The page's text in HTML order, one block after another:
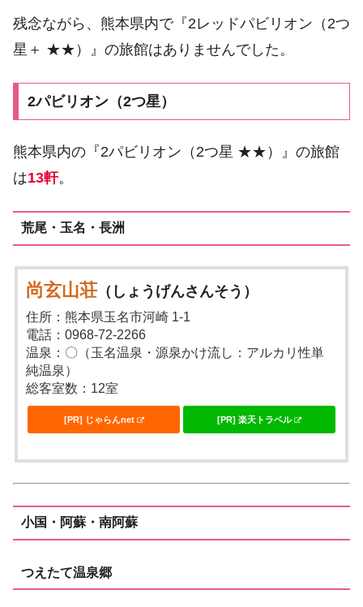
残念ながら、熊本県内で『2レッドパビリオン（2つ
星＋ ★★）』の旅館はありませんでした。
2パビリオン（2つ星）
熊本県内の『2パビリオン（2つ星 ★★）』の旅館
は13軒。
荒尾・玉名・長洲
尚玄山荘 （しょうげんさんそう）
住所：熊本県玉名市河崎 1-1
電話：0968-72-2266
温泉：〇（玉名温泉・源泉かけ流し：アルカリ性単
純温泉）
総客室数：12室
[PR] じゃらんnet [PR] 楽天トラベル
小国・阿蘇・南阿蘇
つえたて温泉郷